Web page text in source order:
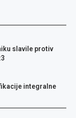
slavile protiv
integralne